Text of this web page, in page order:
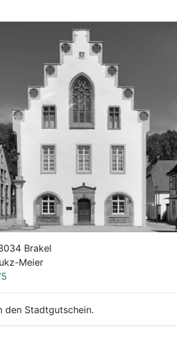
Brakel
Meier
den Stadtgutschein.